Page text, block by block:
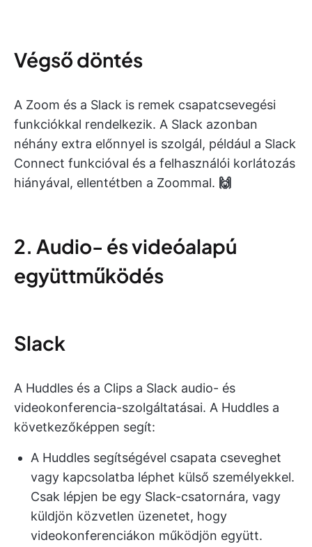
Végső döntés
A Zoom és a Slack is remek csapatcsevegési
funkciókkal rendelkezik. A Slack azonban
néhány extra előnnyel is szolgál, például a Slack
Connect funkcióval és a felhasználói korlátozás
hiányával, ellentétben a Zoommal. 🙌
2. Audio- és videóalapú
együttműködés
Slack
A Huddles és a Clips a Slack audio- és
videokonferencia-szolgáltatásai. A Huddles a
következőképpen segít:
A Huddles segítségével csapata cseveghet
vagy kapcsolatba léphet külső személyekkel.
Csak lépjen be egy Slack-csatornára, vagy
küldjön közvetlen üzenetet, hogy
videokonferenciákon működjön együtt.